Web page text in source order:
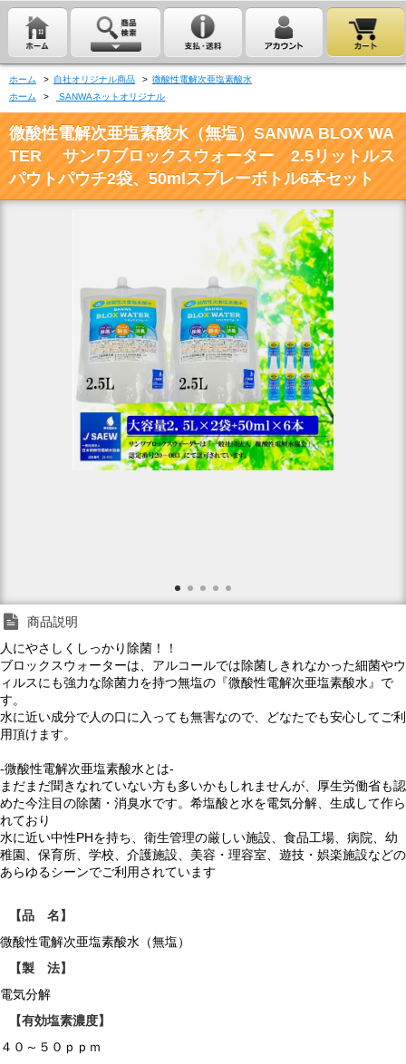
ホーム > 自社オリジナル商品 > 微酸性電解次亜塩素酸水
ホーム
> SANWAネットオリジナル
微酸性電解次亜塩素酸水（無塩）SANWA BLOX WA
TER サンワブロックスウォーター 2.5リットルス
パウトパウチ2袋、50mlスプレーボトル6本セット
商品説明
人にやさしくしっかり除菌！！
ブロックスウォーターは、アルコールでは除菌しきれなかった細菌やウ
ィルスにも強力な除菌力を持つ無塩の『微酸性電解次亜塩素酸水』で
す。
水に近い成分で人の口に入っても無害なので、どなたでも安心してご利
用頂けます。
-微酸性電解次亜塩素酸水とは-
まだまだ聞きなれていない方も多いかもしれませんが、厚生労働省も認
めた今注目の除菌・消臭水です。希塩酸と水を電気分解、生成して作ら
れており
水に近い中性PHを持ち、衛生管理の厳しい施設、食品工場、病院、幼
稚園、保育所、学校、介護施設、美容・理容室、遊技・娯楽施設などの
あらゆるシーンでご利用されています
【品 名】
微酸性電解次亜塩素酸水（無塩）
【製 法】
電気分解
【有効塩素濃度】
４０～５０ｐｐｍ